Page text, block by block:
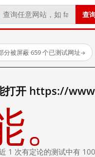
查
分被屏蔽·659 个已测试网址→
打开 https://
次有定论的测试中有